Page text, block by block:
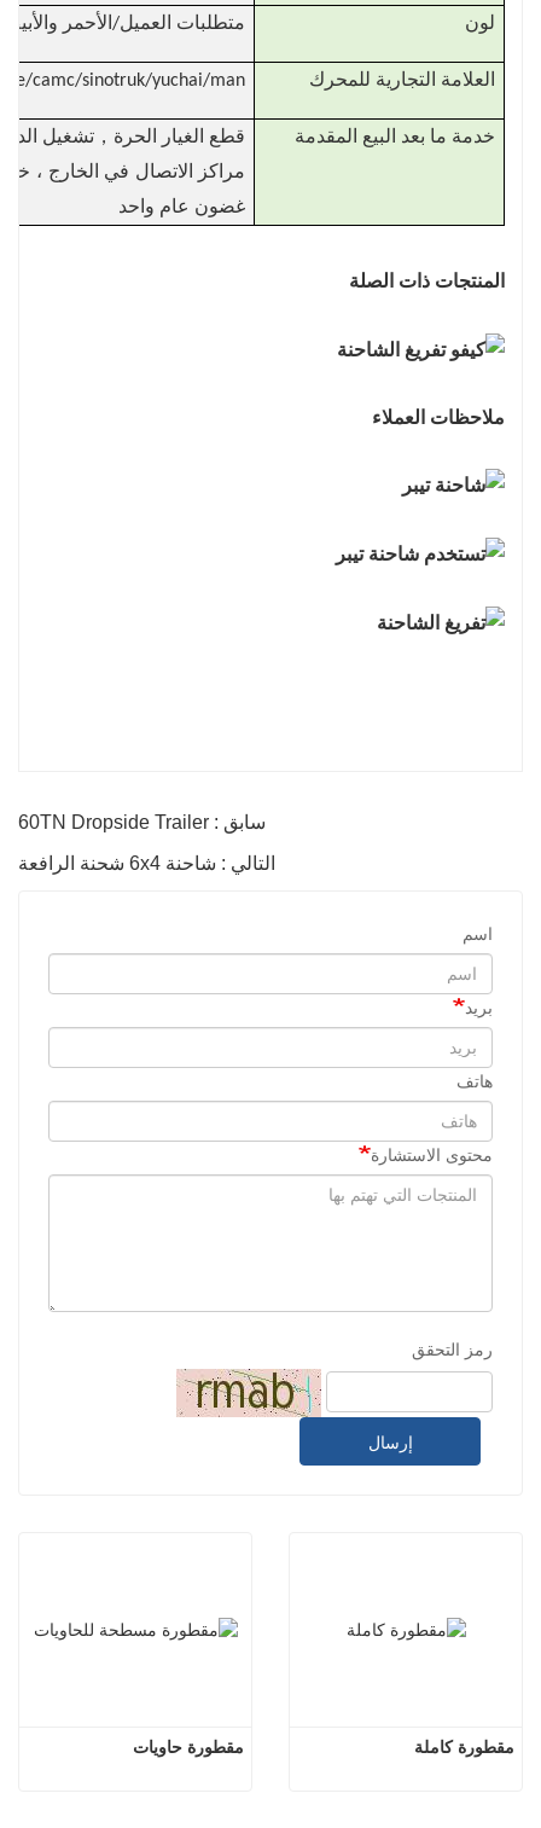
لون متطلبات العميل/الأحمر
العلامة التجارية للمحرك camc/sinotruk/yuchai/man/
خدمة ما بعد البيع المقدمة قطع الغيار الحرة ， تشغيل
مراكز الاتصال في الخارج ،
غضون عام واحد
المنتجات ذات الصلة
ملاحظات العملاء
سابق : 60TN Dropside Trailer
التالي : شاحنة 6x4 شحنة الرافعة
اسم
بريد
هاتف
محتوى الاستشارة
رمز التحقق
إرسال
مقطورة حاويات مقطورة كاملة